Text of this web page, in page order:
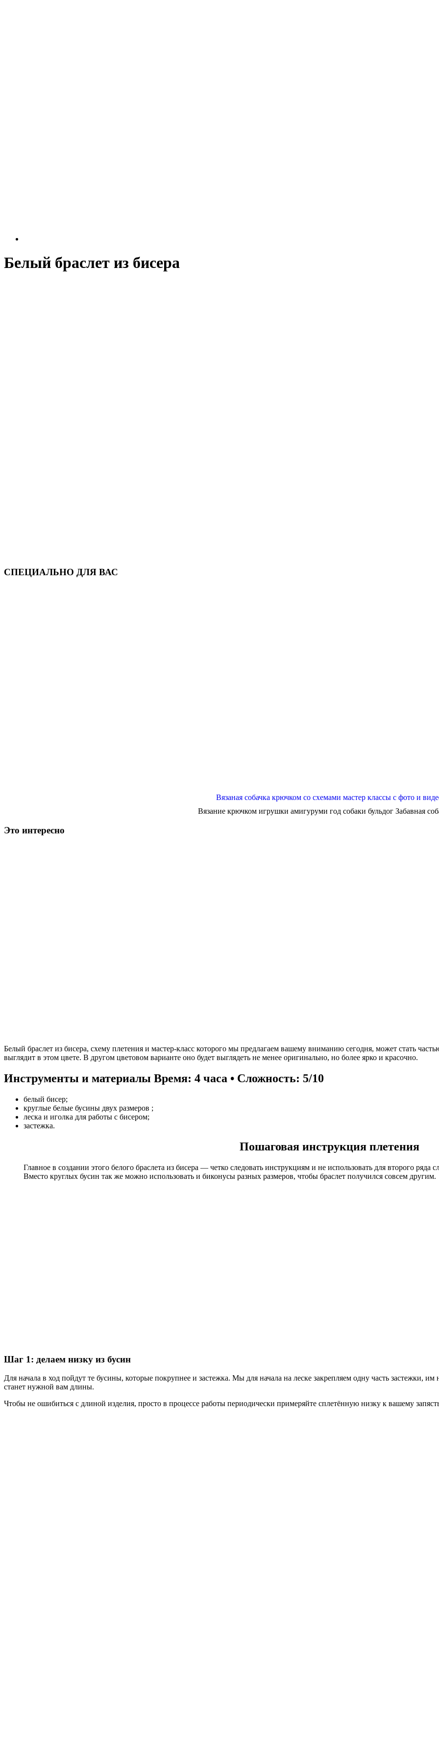
Белый браслет из бисера
СПЕЦИАЛЬНО ДЛЯ ВАС
Вязаная собачка крючком со схемами мастер классы с фото и
Вязание крючком игрушки амигуруми год собаки бульдог Забавная
Это интересно
Белый браслет из бисера, схему плетения и мастер-класс которого мы предлагаем вашему вниманию сегодня, может стать
выглядит в этом цвете. В другом цветовом варианте оно будет выглядеть не менее оригинально, но более ярко и красочно.
Инструменты и материалы Время: 4 часа • Сложность: 5/10
белый бисер;
круглые белые бусины двух размеров ;
леска и иголка для работы с бисером;
застежка.
Пошаговая инструкция плетения
Главное в создании этого белого браслета из бисера — четко следовать инструкциям и не использовать для второго
Вместо круглых бусин так же можно использовать и биконусы разных размеров, чтобы браслет получился совсем другим.
Шаг 1: делаем низку из бусин
Для начала в ход пойдут те бусины, которые покрупнее и застежка. Мы для начала на леске закрепляем одну часть застежки,
станет нужной вам длины.
Чтобы не ошибиться с длиной изделия, просто в процессе работы периодически примеряйте сплетённую низку к вашему